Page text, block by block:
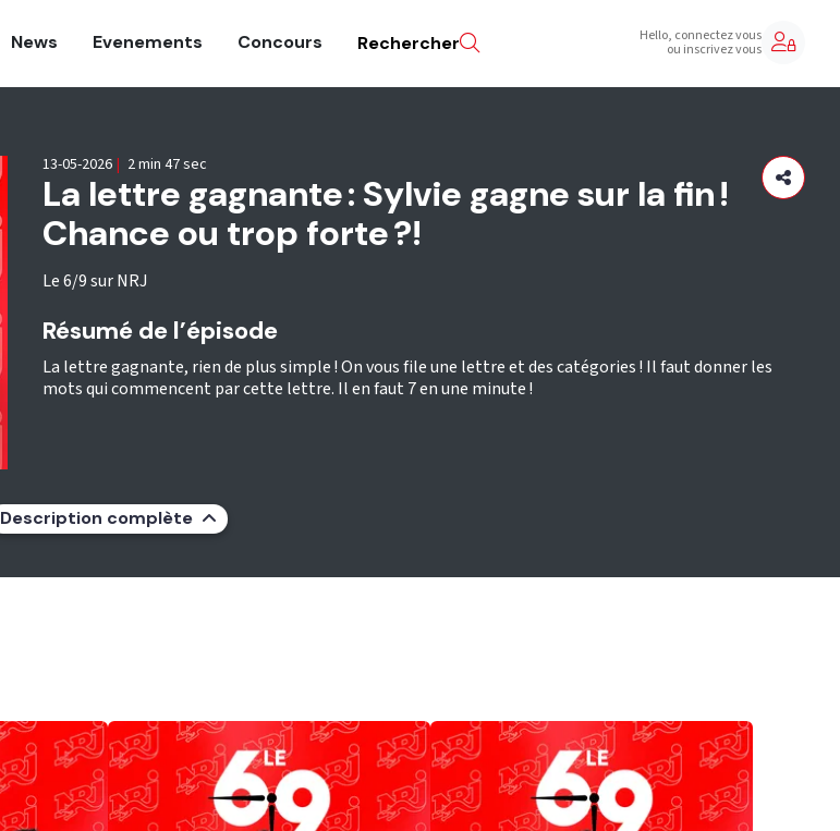
News Evenements Concours Rechercher Hello, connectez vous
ou inscrivez vous
La lettre gagnante : Sylvie gagne sur la fin !
Chance ou trop forte ?!
Le 6/9 sur NRJ
13-05-2026 | 2 min 47 sec
Résumé de l’épisode
La lettre gagnante, rien de plus simple ! On vous file une lettre et des catégories ! Il faut donner les
mots qui commencent par cette lettre. Il en faut 7 en une minute !
Description complète